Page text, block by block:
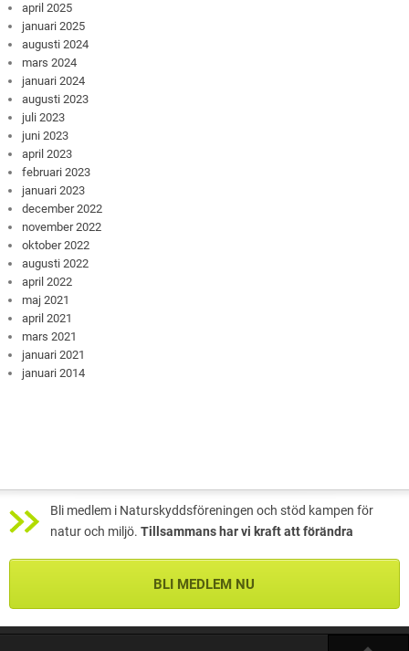
april 2025
januari 2025
augusti 2024
mars 2024
januari 2024
augusti 2023
juli 2023
juni 2023
april 2023
februari 2023
januari 2023
december 2022
november 2022
oktober 2022
augusti 2022
april 2022
maj 2021
april 2021
mars 2021
januari 2021
januari 2014
Bli medlem i Naturskyddsföreningen och stöd kampen för
natur och miljö. Tillsammans har vi kraft att förändra
BLI MEDLEM NU